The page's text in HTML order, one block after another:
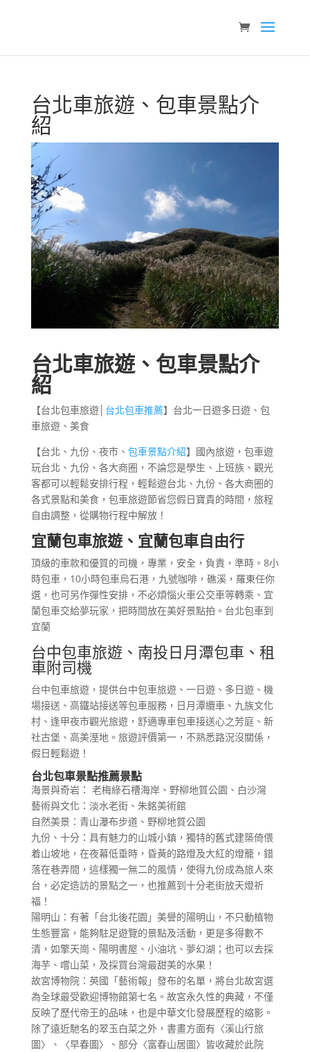
台北車旅遊、包車景點介
紹
台北車旅遊、包車景點介
紹
【台北包車旅遊│ 台北包車推薦】台北一日遊多日遊、包
車旅遊、美食
【台北、九份、夜市、 包車景點介紹】國內旅遊，包車遊
玩台北、九份、各大商圈，不論您是學生、上班族、觀光
客都可以輕鬆安排行程，輕鬆遊台北、九份、各大商圈的
各式景點和美食，包車旅遊節省您假日寶貴的時間，旅程
自由調整，從購物行程中解放！
宜蘭包車旅遊、宜蘭包車自由行
頂級的車款和優質的司機，專業，安全，負責，準時。8小
時包車，10小時包車烏石港，九號咖啡，礁溪，羅東任你
選，也可另作彈性安排，不必煩惱火車公交車等轉乘、宜
蘭包車交給夢玩家，把時間放在美好景點拍。台北包車到
宜蘭
台中包車旅遊、南投日月潭包車、租
車附司機
台中包車旅遊，提供台中包車旅遊、一日遊、多日遊、機
場接送、高鐵站接送等包車服務，日月潭纜車、九族文化
村、逢甲夜市觀光旅遊，舒適專車包車接送心之芳庭、新
社古堡、高美溼地。旅遊評價第一，不熟悉路況沒關係，
假日輕鬆遊！
台北包車景點推薦景點
海景與奇岩： 老梅綠石槽海岸、野柳地質公園、白沙灣
藝術與文化：淡水老街、朱銘美術館
自然美景：青山瀑布步道、野柳地質公園
九份、十分：具有魅力的山城小鎮，獨特的舊式建築倚偎
着山坡地，在夜幕低垂時，昏黃的路燈及大紅的燈籠，錯
落在巷弄間，這樣獨一無二的風情，使得九份成為旅人來
台，必定造訪的景點之一，也推薦到十分老街放天燈祈
福！
陽明山：有著「台北後花園」美譽的陽明山，不只動植物
生態豐富，能夠駐足遊覽的景點及活動，更是多得數不
清，如擎天崗、陽明書屋、小油坑、夢幻湖；也可以去採
海芋、嚐山菜，及採買台灣最甜美的水果！
故宮博物院：英國「藝術報」發布的名單，將台北故宮選
為全球最受歡迎博物館第七名。故宮永久性的典藏，不僅
反映了歷代帝王的品味，也是中華文化發展歷程的縮影。
除了遠近馳名的翠玉白菜之外，書畫方面有〈溪山行旅
圖〉、〈早春圖〉、部分〈富春山居圖〉皆收藏於此院